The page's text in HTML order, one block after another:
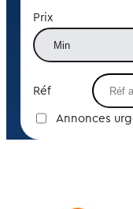
Prix
Réf
Annonces